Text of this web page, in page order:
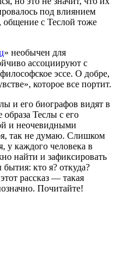
под влиянием
с Теслой тоже
» необычен для
ассоциируют с
эссе. О добре,
которое все портит.
и его биографов видят в
Теслы с его
и неочевидными
так не думаю. Слишком
у каждого человека в
найти и зафиксировать
кто я? откуда?
рассказ — такая
Почитайте!